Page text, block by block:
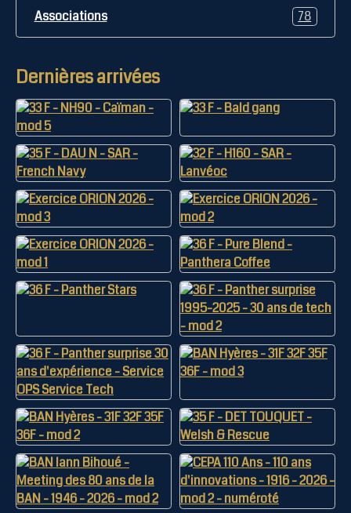
Associations 78
Dernières arrivées